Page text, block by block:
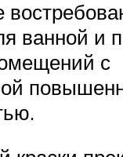
ванной и
с